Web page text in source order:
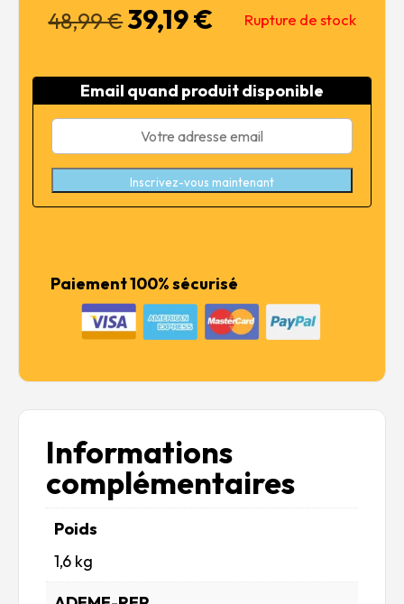
48,99€Le
prix
était :
48,99 €.
39,19€
est :
39,19 €.
Rupture de stock
Email quand produit disponible
Inscrivez-vous maintenant
Paiement 100% sécurisé
Informations
complémentaires
Poids
1,6 kg